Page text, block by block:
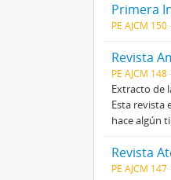
Primera
PE AJCM 150
Revista
PE AJCM 148
Extracto de
Esta revista
hace algún
Revista
PE AJCM 147